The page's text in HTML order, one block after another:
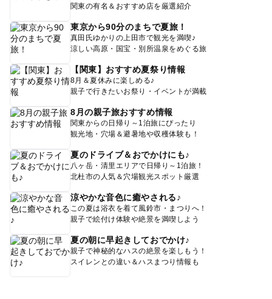
自由が丘・田園調布
学芸大学・都立大学
目黒・五反田
蒲田
二子玉川・用賀
下北沢・世田谷代田
三軒茶屋・池尻大橋
日暮里・町屋
関東の有名＆おすすめ店を厳選紹介
東京から90分のまちで夏旅！
真田氏ゆかりの上田市で観光を満喫♪
涼しい高原・国宝・別所温泉をめぐる旅
【関東】おすすめ夏祭り情報
8月＆夏休みに楽しめる♪
親子で行きたいお祭り・イベントが満載
8月の親子旅おすすめ情報
関東からの日帰り～1泊旅にぴったり
観光地・穴場＆避暑地や収穫体験も！
夏のドライブ＆おでかけにも♪
八ヶ岳・清里エリアで日帰り～1泊旅！
北杜市の人気＆穴場観光スポット厳選
涼やかな音色に癒やされる♪
この夏は浴衣を着て風鈴市・まつりへ！
親子で絵付け体験や絶景を満喫しよう
夏の朝に早起きしておでかけ♪
親子で神秘的なハスの絶景を楽しもう！
スイレンとの違い＆ハスまつり情報も